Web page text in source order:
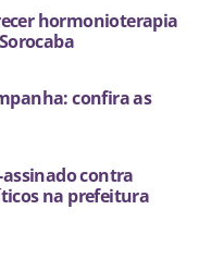
hormonioterapia
confira as
contra
na prefeitura